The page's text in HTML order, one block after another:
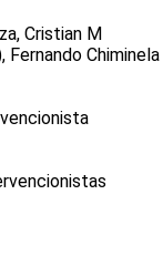
Cristian M
Fernando Chiminela